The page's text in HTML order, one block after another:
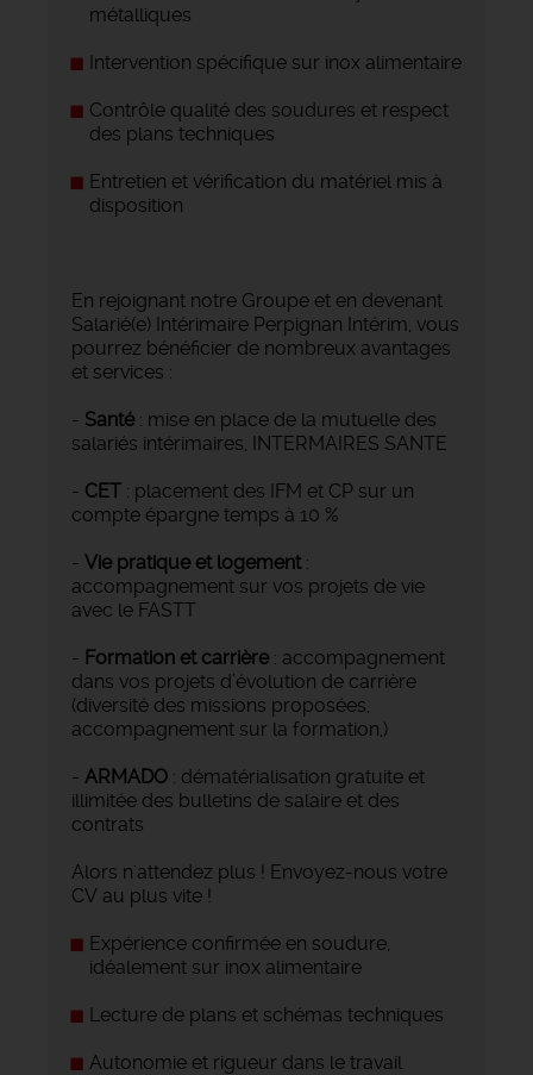
métalliques
Intervention spécifique sur inox alimentaire
Contrôle qualité des soudures et respect
des plans techniques
Entretien et vérification du matériel mis à
disposition
En rejoignant notre Groupe et en devenant
Salarié(e) Intérimaire Perpignan Intérim, vous
pourrez bénéficier de nombreux avantages
et services :
- Santé: mise en place de la mutuelle des
salariés intérimaires, INTERMAIRES SANTE
- CET : placement des IFM et CP sur un
compte épargne temps à 10 %
- Vie pratique et logement:
accompagnement sur vos projets de vie
avec le FASTT
- Formation et carrière: accompagnement
dans vos projets d’évolution de carrière
(diversité des missions proposées,
accompagnement sur la formation,)
- ARMADO : dématérialisation gratuite et
illimitée des bulletins de salaire et des
contrats
Alors n'attendez plus ! Envoyez-nous votre
CV au plus vite !
Expérience confirmée en soudure,
idéalement sur inox alimentaire
Lecture de plans et schémas techniques
Autonomie et rigueur dans le travail